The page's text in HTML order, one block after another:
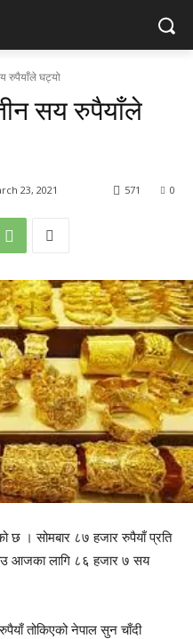
रुपैयाँले घट्यो
सय रुपैयाँले
23, 2021 0
571
छ । सोमबार ८७ हजार रुपैयाँ प्रति
आजका लागि ८६ हजार ७ सय
तोकिएको नेपाल सुन चाँदी